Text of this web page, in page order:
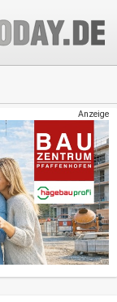
Anzeige